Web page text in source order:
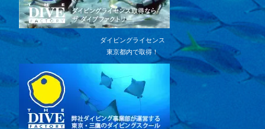
ダイビングライセンス
東京都内で取得！